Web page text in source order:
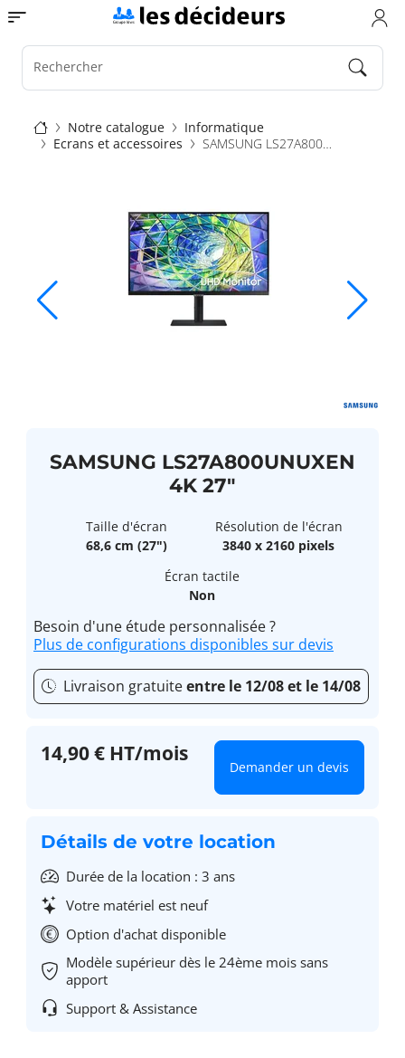
Aller
au
contenu
principal
Toggle navigation
Rechercher
Fil
d'Ariane
Notre catalogue
Informatique
Ecrans et accessoires
SAMSUNG LS27A800UNUXEN 4K 27"
SAMSUNG LS27A800UNUXEN
4K 27"
Taille d'écran
68,6 cm (27")
Résolution de l'écran
3840 x 2160 pixels
Écran tactile
Non
Besoin d'une étude personnalisée ?
Plus de configurations disponibles sur devis
Livraison gratuiteentre le 12/08 et le 14/08
14,90 € HT/mois
Demander un devis
Détails de votre location
Durée de la location : 3 ans
Votre matériel est neuf
Option d'achat disponible
Modèle supérieur dès le 24ème mois sans
apport
Support & Assistance